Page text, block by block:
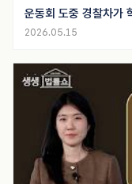
운동회 도중 경찰차가
2026.05.15